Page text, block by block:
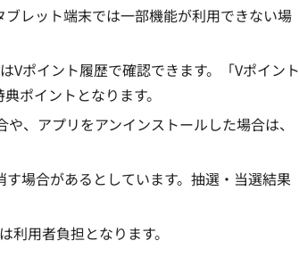
レット端末では一部機能が利用できない場
Vポイント履歴で確認できます。「Vポイント
ポイントとなります。
、アプリをアンインストールした場合は、
場合があるとしています。抽選・当選結果
用者負担となります。